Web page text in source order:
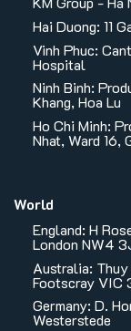
Hai Duong: 11
Vinh Phuc:
Hospital
Ninh Binh:
Khang, Hoa Lu
Ho Chi Minh:
Nhat, Ward 16,
World
England: H
London NW4
Australia:
Footscray VIC
Germany: D.
Westerstede